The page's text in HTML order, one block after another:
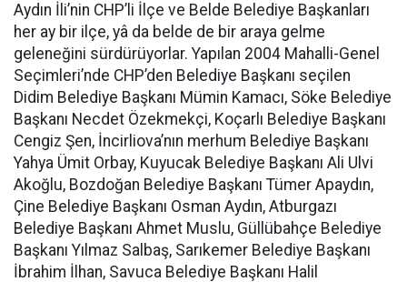
Aydın İli’nin CHP’li İlçe ve Belde Belediye Başkanları
her ay bir ilçe, yâ da belde de bir araya gelme
geleneğini sürdürüyorlar. Yapılan 2004 Mahalli-Genel
Seçimleri’nde CHP’den Belediye Başkanı seçilen
Didim Belediye Başkanı Mümin Kamacı, Söke Belediye
Başkanı Necdet Özekmekçi, Koçarlı Belediye Başkanı
Cengiz Şen, İncirliova’nın merhum Belediye Başkanı
Yahya Ümit Orbay, Kuyucak Belediye Başkanı Ali Ulvi
Akoğlu, Bozdoğan Belediye Başkanı Tümer Apaydın,
Çine Belediye Başkanı Osman Aydın, Atburgazı
Belediye Başkanı Ahmet Muslu, Güllübahçe Belediye
Başkanı Yılmaz Salbaş, Sarıkemer Belediye Başkanı
İbrahim İlhan, Savuca Belediye Başkanı Halil